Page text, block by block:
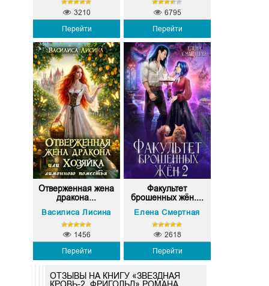
Перейти
3210
Перейти
6795
Отверженная жена
дракона...
Василиса Лисина
Перейти
1456
Факультет
брошенных жён....
Елена Смертная
Перейти
2618
ОТЗЫВЫ НА КНИГУ «ЗВЕЗДНАЯ
КРОВЬ-2. ФРИГОЛЬД» РОМАНА